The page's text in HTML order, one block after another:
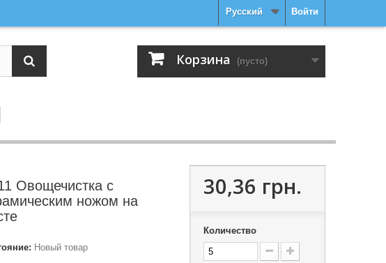
Войти
Русский
Корзина (пусто)
Овощечистка с
ножом на
Новый товар
30,36 грн.
Количество